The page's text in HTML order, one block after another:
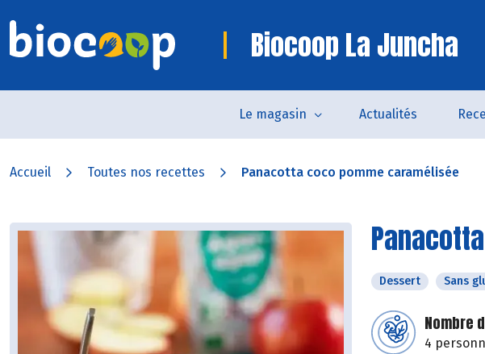
Biocoop La Juncha
Le magasin Actualités
Accueil Toutes nos recettes Panacotta coco pomme caramélisée
Dessert Sans
Nombre
4